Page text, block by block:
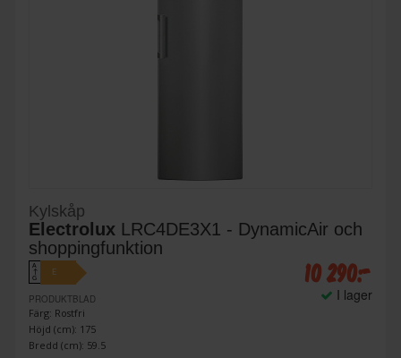
Kylskåp
Electrolux LRC4DE3X1 - DynamicAir och
shoppingfunktion
A
↑
G
E
PRODUKTBLAD
Färg: Rostfri
Höjd (cm): 175
Bredd (cm): 59.5
10 290:-
I lager